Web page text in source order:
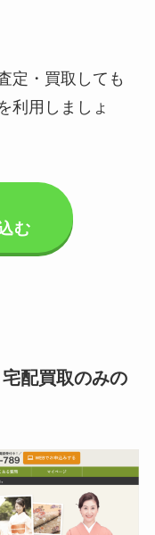
定・買取しても
利用しましょ
む
配買取のみの